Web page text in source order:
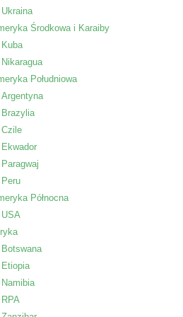
Ukraina
Środkowa i Karaiby
Kuba
Nikaragua
Południowa
Argentyna
Brazylia
Czile
Ekwador
Paragwaj
Peru
Północna
USA
Botswana
Etiopia
Namibia
RPA